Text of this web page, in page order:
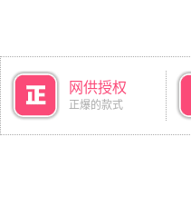
网供授权
正爆的款式